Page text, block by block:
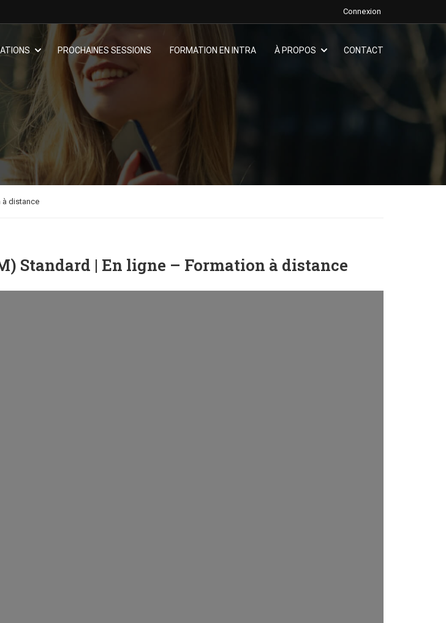
Connexion
PROCHAINES SESSIONS FORMATION EN INTRA À PROPOS CONTACT
à distance
Standard | En ligne – Formation à distance